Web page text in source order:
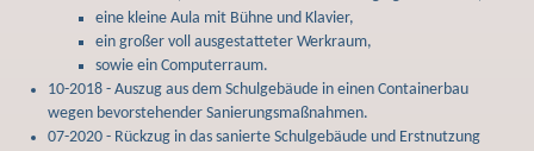
eine kleine Aula mit Bühne und Klavier,
ein großer voll ausgestatteter Werkraum,
sowie ein Computerraum.
10-2018 - Auszug aus dem Schulgebäude in einen Containerbau
wegen bevorstehender Sanierungsmaßnahmen.
07-2020 - Rückzug in das sanierte Schulgebäude und Erstnutzung